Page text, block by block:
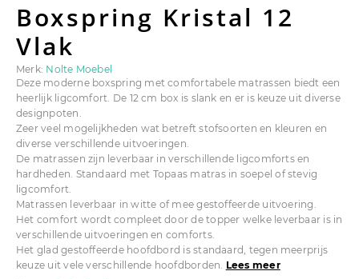
Boxspring Kristal 12
Vlak
Merk: Nolte Moebel
Deze moderne boxspring met comfortabele matrassen biedt een
heerlijk ligcomfort. De 12 cm box is slank en er is keuze uit diverse
designpoten.
Zeer veel mogelijkheden wat betreft stofsoorten en kleuren en
diverse verschillende uitvoeringen.
De matrassen zijn leverbaar in verschillende ligcomforts en
hardheden. Standaard met Topaas matras in soepel of stevig
ligcomfort.
Matrassen leverbaar in witte of mee gestoffeerde uitvoering.
Het comfort wordt compleet door de topper welke leverbaar is in
verschillende uitvoeringen en comforts.
Het glad gestoffeerde hoofdbord is standaard, tegen meerprijs
keuze uit vele verschillende hoofdborden. Lees meer